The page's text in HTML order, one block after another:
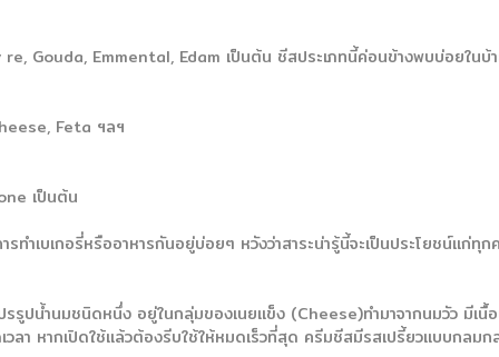
Gouda, Emmental, Edam เป็นต้น ชีสประเภทนี้ค่อนข้างพบบ่อยในบ้า
Feta ฯลฯ
เป็นต้น
ทำเบเกอรี่หรืออาหารกันอยู่บ่อยๆ หวังว่าสาระน่ารู้นี้จะเป็นประโยชน์แก่ทุ
ปน้ำนมชนิดหนึ่ง อยู่ในกลุ่มของเนยแข็ง (Cheese)ทำมาจากนมวัว มีเนื้
ลา หากเปิดใช้แล้วต้องรีบใช้ให้หมดเร็วที่สุด ครีมชีสมีรสเปรี้ยวแบบกลม